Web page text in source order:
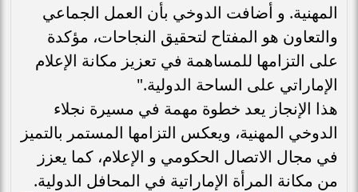
المهنية. و أضافت الدوخي بأن العمل الجماعي
والتعاون هو المفتاح لتحقيق النجاحات، مؤكدة
على التزامها للمساهمة في تعزيز مكانة الإعلام
الإماراتي على الساحة الدولية."
هذا الإنجاز يعد خطوة مهمة في مسيرة نجلاء
الدوخي المهنية، ويعكس التزامها المستمر بالتميز
في مجال الاتصال الحكومي و الإعلام، كما يعزز
من مكانة المرأة الإماراتية في المحافل الدولية.